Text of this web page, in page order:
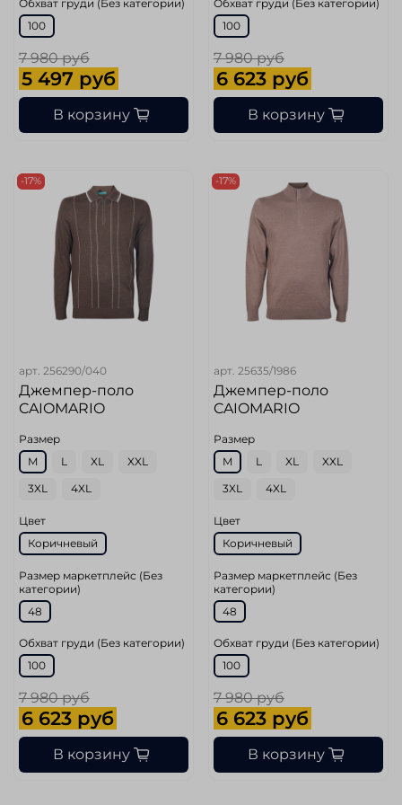
Обхват груди (Без категории)
100
7 980 руб
5 497 руб
В корзину
Обхват груди (Без категории)
100
7 980 руб
6 623 руб
В корзину
-17%
арт. 256290/040
Джемпер-поло
CAIOMARIO
Размер
M
L XL XXL
3XL 4XL
Цвет
Коричневый
Размер маркетплейс (Без
категории)
48
Обхват груди (Без категории)
100
7 980 руб
6 623 руб
В корзину
-17%
арт. 25635/1986
Джемпер-поло
CAIOMARIO
Размер
M
L XL XXL
3XL 4XL
Цвет
Коричневый
Размер маркетплейс (Без
категории)
48
Обхват груди (Без категории)
100
7 980 руб
6 623 руб
В корзину